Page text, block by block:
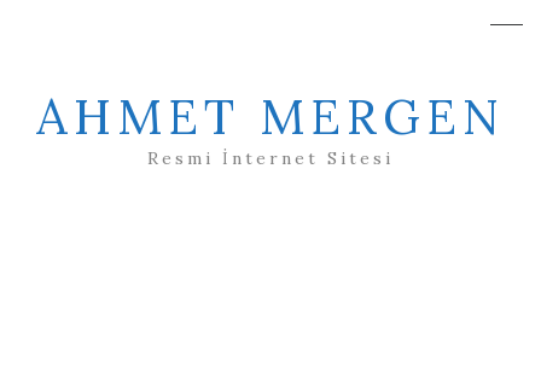
AHMET MERGEN
Resmi İnternet Sitesi